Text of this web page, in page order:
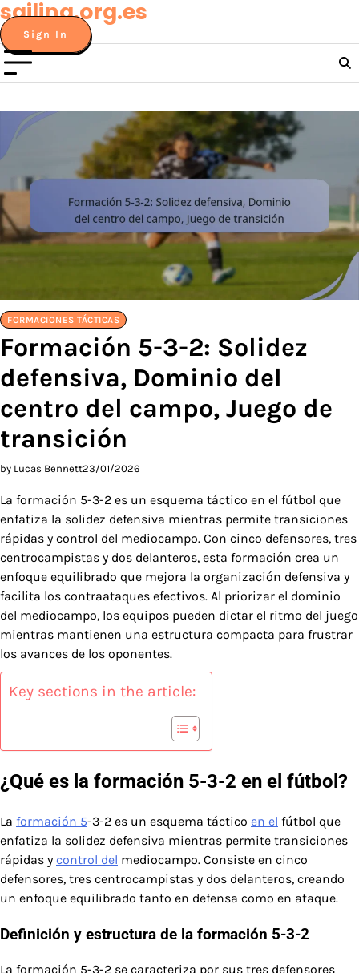
Skip
to
content
sailing.org.es
Sign In
FORMACIONES TÁCTICAS
Formación 5-3-2: Solidez
defensiva, Dominio del
centro del campo, Juego de
transición
by Lucas Bennett23/01/2026
La formación 5-3-2 es un esquema táctico en el fútbol que
enfatiza la solidez defensiva mientras permite transiciones
rápidas y control del mediocampo. Con cinco defensores, tres
centrocampistas y dos delanteros, esta formación crea un
enfoque equilibrado que mejora la organización defensiva y
facilita los contraataques efectivos. Al priorizar el dominio
del mediocampo, los equipos pueden dictar el ritmo del juego
mientras mantienen una estructura compacta para frustrar
los avances de los oponentes.
Key sections in the article:
¿Qué es la formación 5-3-2 en el fútbol?
La formación 5-3-2 es un esquema táctico en el fútbol que
enfatiza la solidez defensiva mientras permite transiciones
rápidas y control del mediocampo. Consiste en cinco
defensores, tres centrocampistas y dos delanteros, creando
un enfoque equilibrado tanto en defensa como en ataque.
Definición y estructura de la formación 5-3-2
La formación 5-3-2 se caracteriza por sus tres defensores